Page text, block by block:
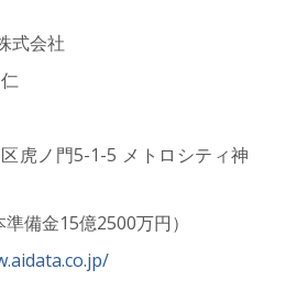
式会社
虎ノ門5-1-5 メトロシティ神
備金15億2500万円）